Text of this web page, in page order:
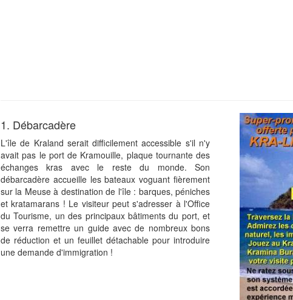
1. Débarcadère
L'île de Kraland serait difficilement accessible s'il n'y
avait pas le port de Kramouille, plaque tournante des
échanges kras avec le reste du monde. Son
débarcadère accueille les bateaux voguant fièrement
sur la Meuse à destination de l'île : barques, péniches
et kratamarans ! Le visiteur peut s'adresser à l'Office
du Tourisme, un des principaux bâtiments du port, et
se verra remettre un guide avec de nombreux bons
de réduction et un feuillet détachable pour introduire
une demande d'immigration !